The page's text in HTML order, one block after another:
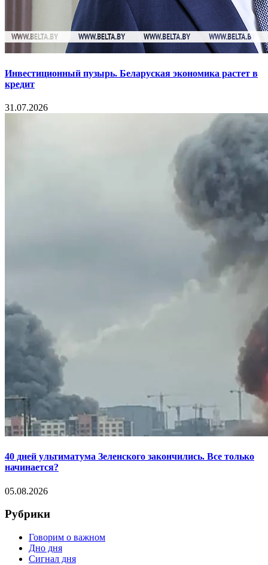
Инвестиционный пузырь. Беларуская экономика растет в
кредит
31.07.2026
40 дней ультиматума Зеленского закончились. Все только
начинается?
05.08.2026
Рубрики
Говорим о важном
Дно дня
Сигнал дня